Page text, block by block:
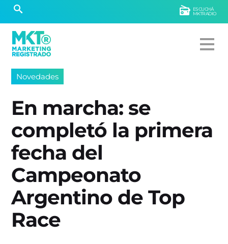
ESCUCHÁ
MKTRADIO
Novedades
En marcha: se
completó la primera
fecha del
Campeonato
Argentino de Top
Race